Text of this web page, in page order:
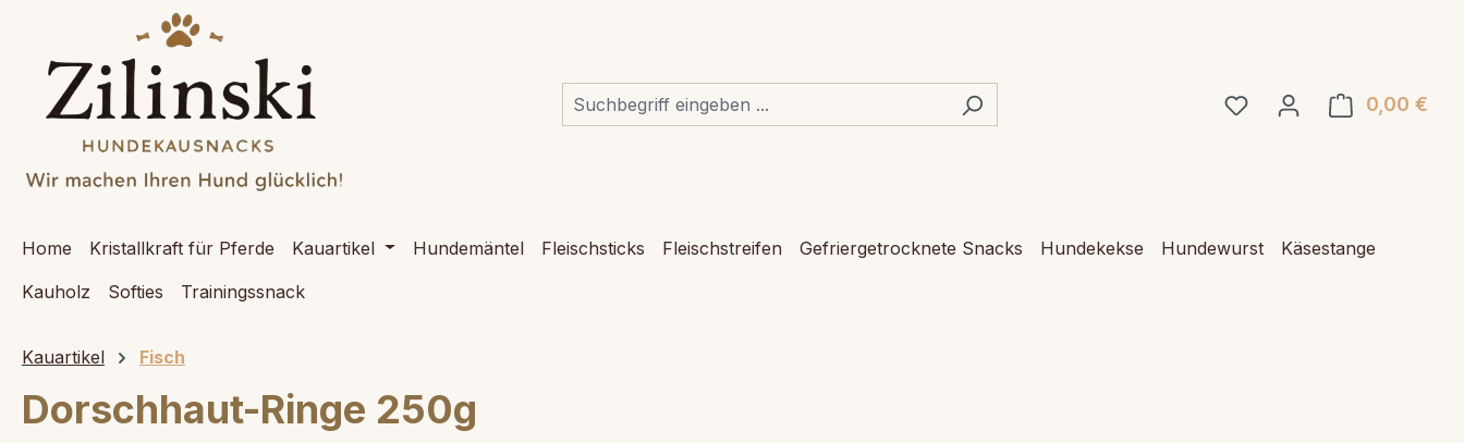
Zur Hauptnavigation springen
0,00 €
Home Kristallkraft für Pferde Kauartikel Hundemäntel Fleischsticks Fleischstreifen Gefriergetrocknete Snacks Hundekekse Hundewurst
Käsestange
Kauholz
Softies Trainingssnack
Kauartikel Fisch
Dorschhaut-Ringe 250g